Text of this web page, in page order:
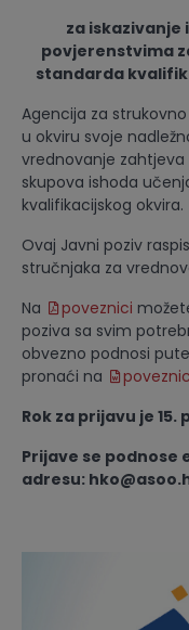
za
povjerenstvima
standarda
Agencija za
u okviru svoje
vrednovanje
skupova ishoda
kvalifikacijskog okvira.
Ovaj Javni poziv
stručnjaka za
Na
poveznici
poziva sa svim
obvezno podnosi
pronaći na
Rok za prijavu je
Prijave se
adresu: